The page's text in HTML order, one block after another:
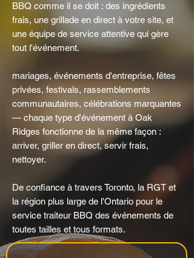
BBQ comme il se doit : des ingrédients
frais, une grillade en direct à votre site, et
une équipe de service attentive qui gère
tout l'événement.
mariages, événements d'entreprise, fêtes
privées, festivals, rassemblements
communautaires, célébrations marquantes
— chaque type d'événement à Oak
Ridges fonctionne de la même façon :
arriver, griller en direct, servir frais,
nettoyer.
De confiance à travers Toronto, la RGT et
la région plus large de l'Ontario pour le
service traiteur BBQ des événements de
toutes tailles et tous formats.